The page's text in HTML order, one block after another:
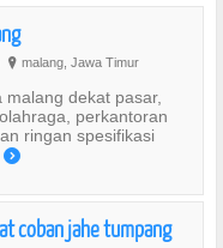
? malang, Jawa Timur
dekat pasar,
perkantoran
ringan spesifikasi
)
coban jahe tumpang